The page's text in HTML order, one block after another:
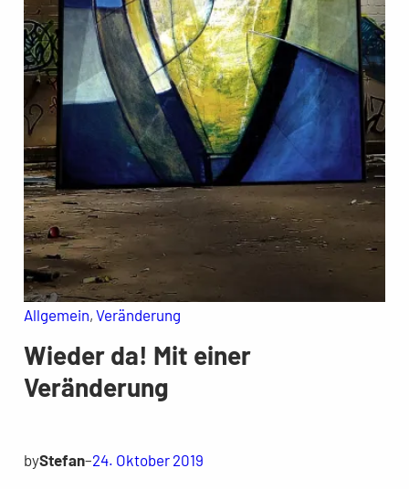
Allgemein, Veränderung
Wieder da! Mit einer
Veränderung
byStefan–24. Oktober 2019